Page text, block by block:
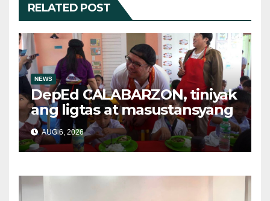
RELATED POST
NEWS
DepEd CALABARZON, tiniyak
ang ligtas at masustansyang
pagkain sa School-Based
Feeding Program
AUG 6, 2026